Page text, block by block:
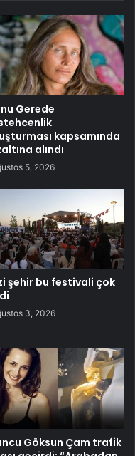
Gerede
kapsamında
alındı
5, 2026
şehir bu festivali çok
3, 2026
Göksun Çam trafik